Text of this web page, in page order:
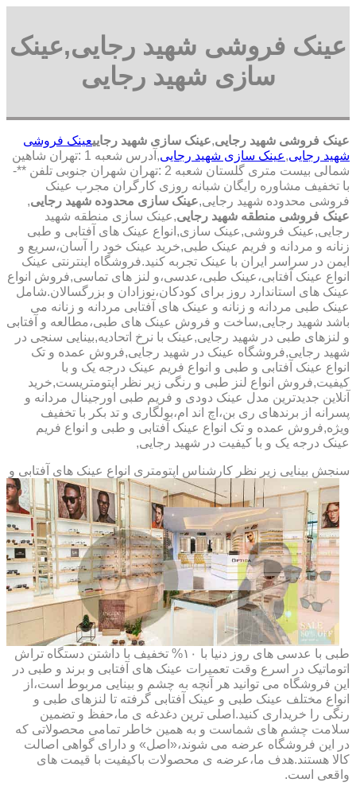
عینک فروشی شهید رجایی,عینک
سازی شهید رجایی
عینک فروشی شهید رجایی,عینک سازی شهید رجاییعینک فروشی
شهید رجایی,عینک سازی شهید رجایی
,آدرس شعبه 1 :تهران شاهین
شمالی بیست متری گلستان شعبه 2 :تهران شهران جنوبی تلفن **-
با تخفیف مشاوره رایگان شبانه روزی کارگران مجرب عینک
فروشی محدوده شهید رجایی,عینک سازی محدوده شهید رجایی,
عینک فروشی منطقه شهید رجایی,عینک سازی منطقه شهید
رجایی,عینک فروشی,عینک سازی,انواع عینک های آفتابی و طبی
زنانه و مردانه و فریم عینک طبی,خرید عینک خود را آسان،سریع و
ایمن در سراسر ایران با عینک تجربه کنید.فروشگاه اینترنتی عینک
انواع عینک آفتابی،عینک طبی،عدسی،و لنز های تماسی,فروش انواع
عینک های استاندارد روز برای کودکان،نوزادان و بزرگسالان.شامل
عینک طبی مردانه و زنانه و عینک های آفتابی مردانه و زنانه می
باشد شهید رجایی,ساخت و فروش عینک های طبی،مطالعه و آفتابی
و لنزهای طبی در شهید رجایی,عینک با نرخ اتحادیه,بینایی سنجی در
شهید رجایی,فروشگاه عینک در شهید رجایی,فروش عمده و تک
انواع عینک آفتابی و طبی و انواع فریم عینک درجه یک و با
کیفیت,فروش انواع لنز طبی و رنگی زیر نظر اپتومتریست,خرید
آنلاین جدیدترین مدل عینک دودی و فریم طبی اورجینال مردانه و
پسرانه از برندهای ری بن،اچ اند ام،بولگاری و تد بکر با تخفیف
ویژه,فروش عمده و تک انواع عینک آفتابی و طبی و انواع فریم
عینک درجه یک و با کیفیت در شهید رجایی,
سنجش بینایی زیر نظر کارشناس اپتومتری انواع عینک های آفتابی و
طبی با عدسی های روز دنیا با ۱۰% تخفیف با داشتن دستگاه تراش
اتوماتیک در اسرع وقت تعمیرات عینک های آفتابی و برند و طبی در
این فروشگاه می توانید هر آنچه به چشم و بینایی مربوط است،از
انواع مختلف عینک طبی و عینک آفتابی گرفته تا لنزهای طبی و
رنگی را خریداری کنید.اصلی ترین دغدغه ی ما،حفظ و تضمین
سلامت چشم های شماست و به همین خاطر تمامی محصولاتی که
در این فروشگاه عرضه می شوند،«اصل» و دارای گواهی اصالت
کالا هستند.هدف ما،عرضه ی محصولات باکیفیت با قیمت های
واقعی است.